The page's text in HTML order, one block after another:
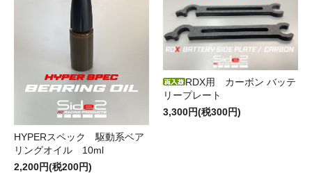
HYPERスペック 駆動系ベア
リングオイル 10ml
2,200円(税200円)
RDX用 カーボン バッテ
リープレート
3,300円(税300円)